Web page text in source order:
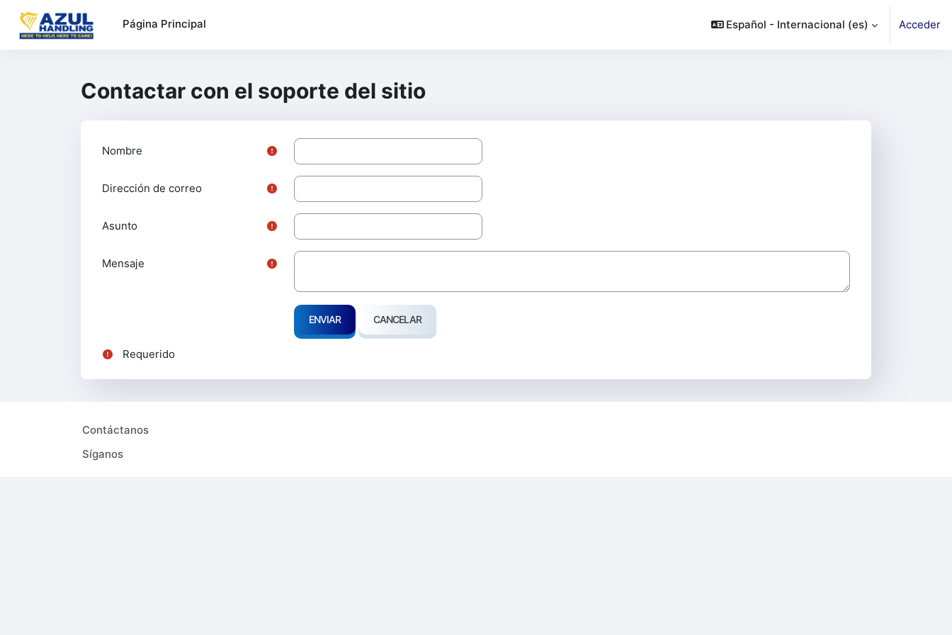
Página Principal
Español - Internacional ‎(es)‎ Acceder
Contactar con el soporte del sitio
Nombre
Dirección de correo
Asunto
Mensaje
Requerido
Contáctanos
Síganos